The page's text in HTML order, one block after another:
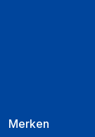
Merken